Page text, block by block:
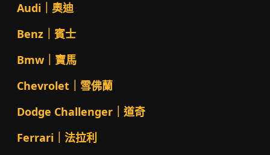
Audi｜奧迪
Benz｜賓士
Bmw｜寶馬
Chevrolet｜雪佛蘭
Dodge Challenger｜道奇
Ferrari｜法拉利